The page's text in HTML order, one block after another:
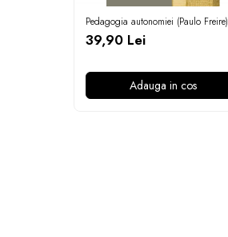
Pedagogia autonomiei (Paulo Freire)
39,90 Lei
Adauga in cos